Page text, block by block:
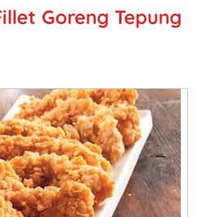
Goreng Tepung